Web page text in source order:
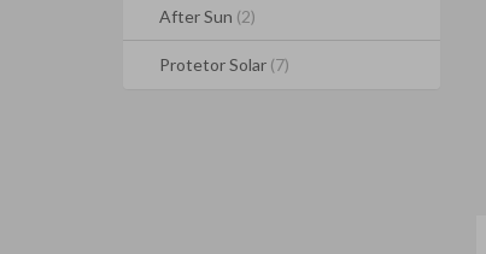
After Sun (2)
Protetor Solar (7)